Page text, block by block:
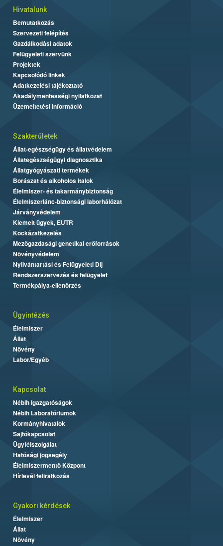
Hivatalunk
Bemutatkozás
Szervezeti felépítés
Gazdálkodási adatok
Felügyeleti szervünk
Projektek
Kapcsolódó linkek
Adatkezelési tájékoztató
Akadálymentességi nyilatkozat
Üzemeltetési információ
Szakterületek
Állat-egészségügy és állatvédelem
Állategészségügyi diagnosztika
Állatgyógyászati termékek
Borászat és alkoholos italok
Élelmiszer- és takarmánybiztonság
Élelmiszerlánc-biztonsági laborhálózat
Járványvédelem
Kiemelt ügyek, EUTR
Kockázatkezelés
Mezőgazdasági genetikai erőforrások
Növényvédelem
Nyilvántartási és Felügyeleti Díj
Rendszerszervezés és felügyelet
Termékpálya-ellenőrzés
Ügyintézés
Élelmiszer
Állat
Növény
Labor/Egyéb
Kapcsolat
Nébih Igazgatóságok
Nébih Laboratóriumok
Kormányhivatalok
Sajtókapcsolat
Ügyfélszolgálat
Hatósági jogsegély
Élelmiszermentő Központ
Hírlevél feliratkozás
Gyakori kérdések
Élelmiszer
Állat
Növény